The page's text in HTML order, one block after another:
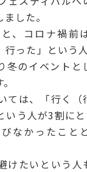
した。
、コロナ禍前
行った」という
冬のイベントと
ては、「行く（
う人が3割にと
なかったこと
けたいという人